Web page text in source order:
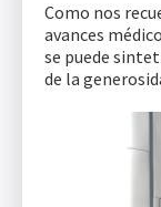
Como nos
avances
se puede
de la